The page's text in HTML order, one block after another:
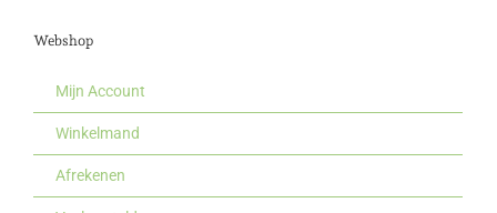
Webshop
Mijn Account
Winkelmand
Afrekenen